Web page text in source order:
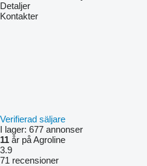
Detaljer
Kontakter
Verifierad säljare
I lager: 677 annonser
11 år på Agroline
3.9
71 recensioner